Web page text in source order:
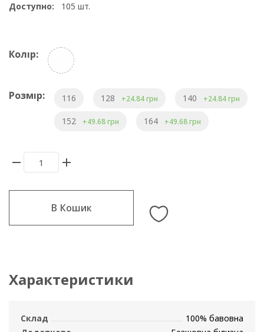
Доступно:
105 шт.
Колір:
Розмір: 116 128 +24.84 грн 140 +24.84 грн
152 +49.68 грн 164 +49.68 грн
В Кошик
Характеристики
Склад
100% бавовна